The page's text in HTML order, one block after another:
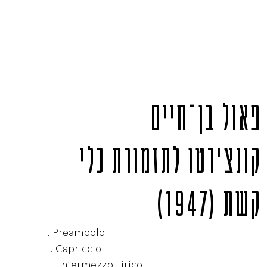
פאול בן־חיים
קונצ'רטו לתזמורת כלי
קשת (1947)
I. Preambolo
II. Capriccio